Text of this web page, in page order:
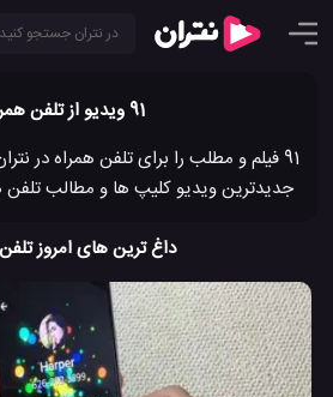
91 ویدیو از تلفن همراه
91 فیلم و مطلب را برای تلفن همراه در
جدیدترین ویدیو کلیپ ها و مطالب تلفن
داغ ترین های امروز